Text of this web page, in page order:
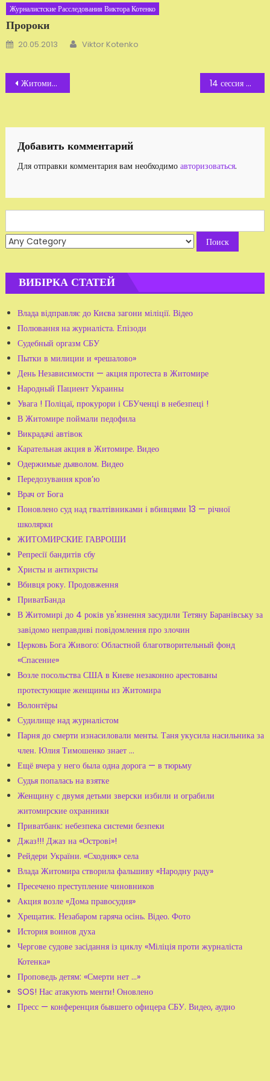
Журналистские Расследования Виктора Котенко
Пророки
Добавлено
20.05.2013 Автор
Viktor Kotenko
Навигация
записям
Житомир — за импичмент президенту Украины 14 сессия Житомирской областной ОПГ
Добавить комментарий
Для отправки комментария вам необходимо авторизоваться.
for:
ВИБІРКА СТАТЕЙ
Влада відправляє до Києва загони міліції. Відео
Полювання на журналіста. Епізоди
Судебный оргазм СБУ
Пытки в милиции и «решалово»
День Независимости — акция протеста в Житомире
Народный Пациент Украины
Увага ! Поліцаї, прокурори і СБУченці в небезпеці !
В Житомире поймали педофила
Викрадачі автівок
Карательная акция в Житомире. Видео
Одержимые дьяволом. Видео
Передозування кров’ю
Врач от Бога
Поновлено суд над гвалтівниками і вбивцями 13 — річної
школярки
ЖИТОМИРСКИЕ ГАВРОШИ
Репресії бандитів сбу
Христы и антихристы
Вбивця року. Продовження
ПриватБанда
В Житомирі до 4 років ув'язнення засудили Тетяну Баранівську за
завідомо неправдиві повідомлення про злочин
Церковь Бога Живого: Областной благотворительный фонд
«Спасение»
Возле посольства США в Киеве незаконно арестованы
протестующие женщины из Житомира
Волонтёры
Судилище над журналістом
Парня до смерти изнасиловали менты. Таня укусила насильника за
член. Юлия Тимошенко знает ...
Ещё вчера у него была одна дорога — в тюрьму
Судья попалась на взятке
Женщину с двумя детьми зверски избили и ограбили
житомирские охранники
Приватбанк: небезпека системи безпеки
Джаз!!! Джаз на «Острові»!
Рейдери України. «Сходняк» села
Влада Житомира створила фальшиву «Народну раду»
Пресечено преступление чиновников
Акция возле «Дома правосудия»
Хрещатик. Незабаром гаряча осінь. Відео. Фото
История воинов духа
Чергове судове засідання із циклу «Міліція проти журналіста
Котенка»
Проповедь детям: «Смерти нет ...»
SOS! Нас атакують менти! Оновлено
Пресс — конференция бывшего офицера СБУ. Видео, аудио